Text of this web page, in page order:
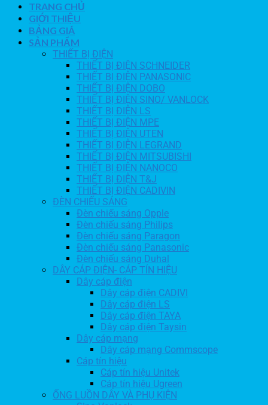
TRANG CHỦ
GIỚI THIỆU
BẢNG GIÁ
SẢN PHẨM
THIẾT BỊ ĐIỆN
THIẾT BỊ ĐIỆN SCHNEIDER
THIẾT BỊ ĐIỆN PANASONIC
THIẾT BỊ ĐIỆN DOBO
THIẾT BỊ ĐIỆN SINO/ VANLOCK
THIẾT BỊ ĐIỆN LS
THIẾT BỊ ĐIỆN MPE
THIẾT BỊ ĐIỆN UTEN
THIẾT BỊ ĐIỆN LEGRAND
THIẾT BỊ ĐIỆN MITSUBISHI
THIẾT BỊ ĐIỆN NANOCO
THIẾT BỊ ĐIỆN T&J
THIẾT BỊ ĐIỆN CADIVIN
ĐÈN CHIẾU SÁNG
Đèn chiếu sáng Opple
Đèn chiếu sáng Philips
Đèn chiếu sáng Paragon
Đèn chiếu sáng Panasonic
Đèn chiếu sáng Duhal
DÂY CÁP ĐIỆN- CÁP TÍN HIỆU
Dây cáp điện
Dây cáp điện CADIVI
Dây cáp điện LS
Dây cáp điện TAYA
Dây cáp điện Taysin
Dây cáp mạng
Dây cáp mạng Commscope
Cáp tín hiệu
Cáp tín hiệu Unitek
Cáp tín hiệu Ugreen
ỐNG LUỒN DÂY VÀ PHỤ KIỆN